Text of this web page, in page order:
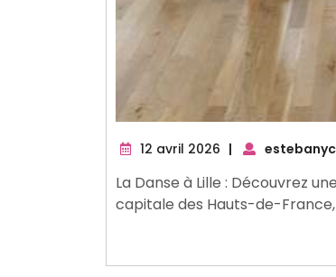
12 avril 2026 12
2026
|
La Danse à Lille : Découvrez
capitale des Hauts-de-